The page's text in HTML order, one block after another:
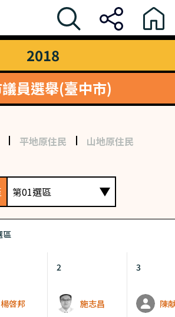
2018
員選舉(臺中市)
平地原住民 山地原住民
第01選區
區
楊啓邦
2
施志昌
3
陳